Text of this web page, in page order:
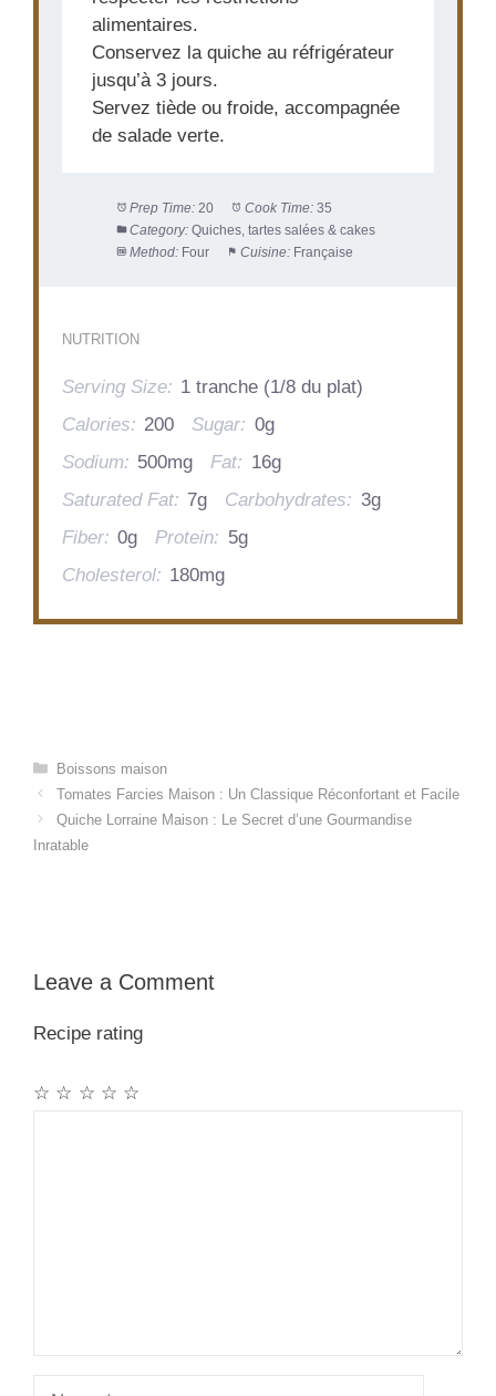
alimentaires.
Conservez la quiche au réfrigérateur
jusqu’à 3 jours.
Servez tiède ou froide, accompagnée
de salade verte.
Prep Time: 20 Cook Time: 35
Category: Quiches, tartes salées & cakes
Method: Four Cuisine: Française
NUTRITION
Serving Size: 1 tranche (1/8 du plat)
Calories: 200 Sugar: 0g
Sodium: 500mg Fat: 16g
Saturated Fat: 7g Carbohydrates: 3g
Fiber: 0g Protein: 5g
Cholesterol: 180mg
Categories
Boissons maison
Tomates Farcies Maison : Un Classique Réconfortant et Facile
Quiche Lorraine Maison : Le Secret d’une Gourmandise
Inratable
Leave a Comment
Recipe rating
☆
☆
☆
☆
☆